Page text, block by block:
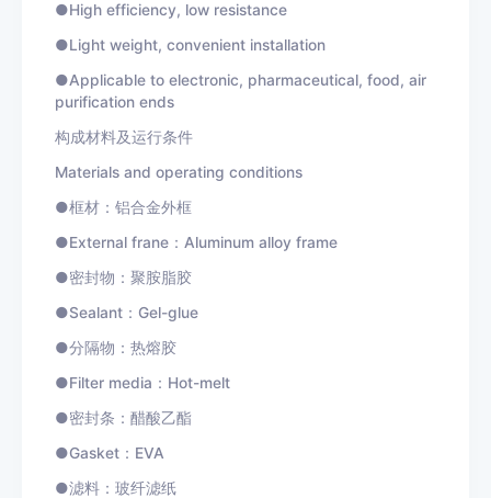
●High efficiency, low resistance
●Light weight, convenient installation
●Applicable to electronic, pharmaceutical, food, air
purification ends
构成材料及运行条件
Materials and operating conditions
●框材：铝合金外框
●External frane：Aluminum alloy frame
●密封物：聚胺脂胶
●Sealant：Gel-glue
●分隔物：热熔胶
●Filter media：Hot-melt
●密封条：醋酸乙酯
●Gasket：EVA
●滤料：玻纤滤纸